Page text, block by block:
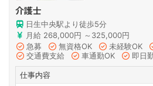
介護士
日生中央駅より徒歩5分
月給 268,000円 ～325,000円
急募
無資格OK 未経験OK
交通費支給
車通勤OK 即日
仕事内容